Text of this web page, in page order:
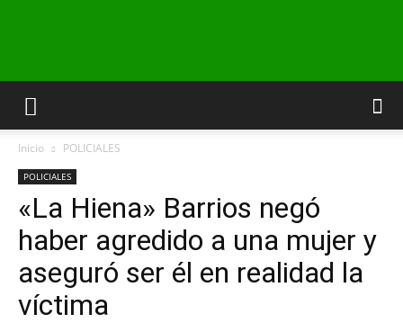
INFO24
NEGRO
Inicio POLICIALES
POLICIALES
«La Hiena» Barrios negó
haber agredido a una mujer y
aseguró ser él en realidad la
víctima